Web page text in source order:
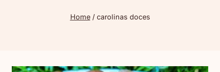
Home / carolinas doces